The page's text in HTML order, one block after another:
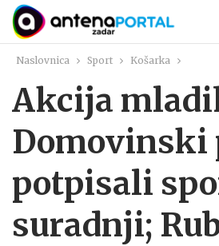
Naslovnica Sport Košarka
Akcija
Domovinski
potpisali
suradnji;